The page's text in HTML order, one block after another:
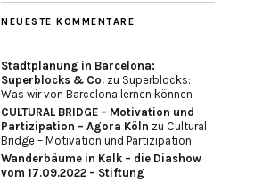
NEUESTE KOMMENTARE
Stadtplanung in Barcelona:
Superblocks & Co. zu Superblocks:
Was wir von Barcelona lernen können
CULTURAL BRIDGE – Motivation und
Partizipation – Agora Köln zu Cultural
Bridge – Motivation und Partizipation
Wanderbäume in Kalk – die Diashow
vom 17.09.2022 – Stiftung